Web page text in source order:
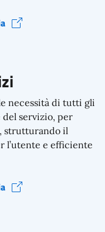
(si apre in una nuova
necessità di tutti gli
servizio, per
strutturando il
l’utente e efficiente
finestra)